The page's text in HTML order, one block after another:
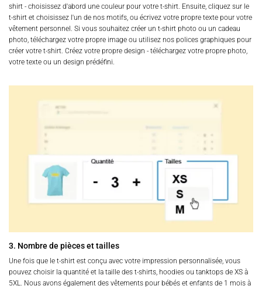
shirt - choisissez d'abord une couleur pour votre t-shirt. Ensuite, cliquez sur le
t-shirt et choisissez l'un de nos motifs, ou écrivez votre propre texte pour votre
vêtement personnel. Si vous souhaitez créer un t-shirt photo ou un cadeau
photo, téléchargez votre propre image ou utilisez nos polices graphiques pour
créer votre t-shirt. Créez votre propre design - téléchargez votre propre photo,
votre texte ou un design prédéfini.
3. Nombre de pièces et tailles
Une fois que le t-shirt est conçu avec votre impression personnalisée, vous
pouvez choisir la quantité et la taille des t-shirts, hoodies ou tanktops de XS à
5XL. Nous avons également des vêtements pour bébés et enfants de 1 mois à